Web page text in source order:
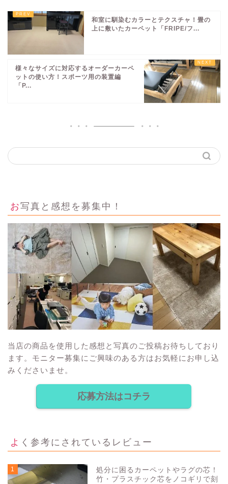
和室に馴染むカラーとテクスチャ！畳の
上に敷いたカーペット「FRIPE/フ...
様々なサイズに対応するオーダーカーペ
ットの使い方！スポーツ用の装置編
「P...
お写真と感想を募集中！
当店の商品を使用した感想と写真のご投稿お待ちしており
ます。モニター募集にご興味のある方はお気軽にお申し込
みくださいませ。
応募方法はコチラ
よく参考にされているレビュー
1
処分に困るカーペットやラグの芯！
竹・プラスチック芯をノコギリで刻